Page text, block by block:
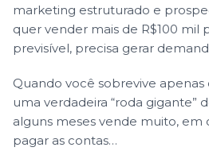
marketing estruturado e
quer vender mais de R$100 mil
previsível, precisa gerar
Quando você sobrevive apenas
uma verdadeira “roda gigante”
alguns meses vende muito, em
pagar as contas…